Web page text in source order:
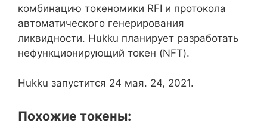
комбинацию токеномики RFI и протокола
автоматического генерирования
ликвидности. Hukku планирует разработать
нефункционирующий токен (NFT).
Hukku запустится 24 мая. 24, 2021.
Похожие токены: